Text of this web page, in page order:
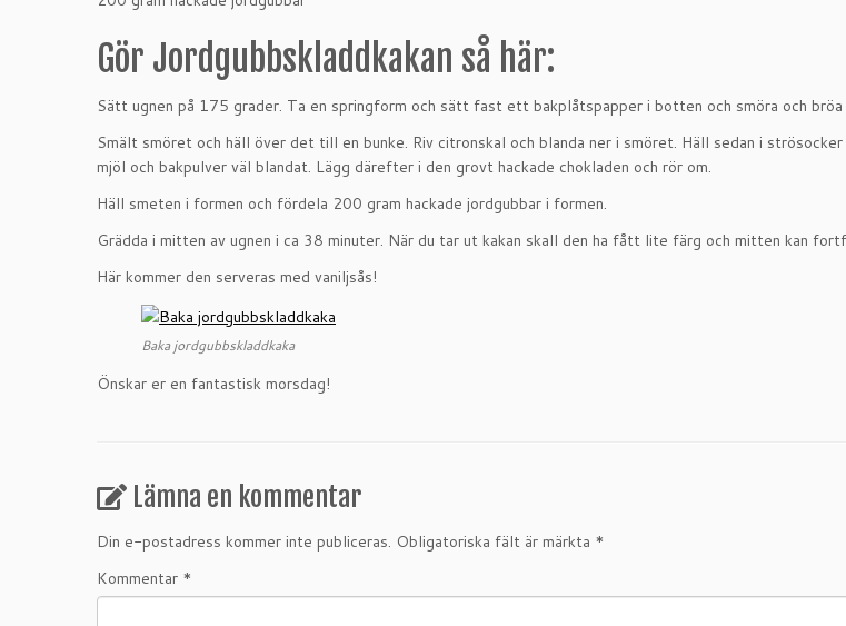
Gör Jordgubbskladdkakan så här:
Sätt ugnen på 175 grader. Ta en springform och sätt fast ett bakplåtspapper i botten och smöra och bröa
Smält smöret och häll över det till en bunke. Riv citronskal och blanda ner i smöret. Häll sedan i
mjöl och bakpulver väl blandat. Lägg därefter i den grovt hackade chokladen och rör om.
Häll smeten i formen och fördela 200 gram hackade jordgubbar i formen.
Grädda i mitten av ugnen i ca 38 minuter. När du tar ut kakan skall den ha fått lite färg och mitten kan
Här kommer den serveras med vaniljsås!
Baka jordgubbskladdkaka
Önskar er en fantastisk morsdag!
Lämna en kommentar
Din e-postadress kommer inte publiceras. Obligatoriska fält är märkta *
Kommentar *